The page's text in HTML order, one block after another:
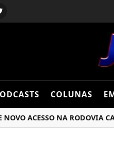
COLUNAS
ACESSO NA RODOVIA